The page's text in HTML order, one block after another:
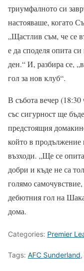
триумфалното си
настояваше, когато
„Щастлив съм, че се
е да споделя опита
ден.“ И, разбира се,
гол за нов клуб“.
В събота вечер
със сигурност ще
предстоящия
който в
възходи. „Ще се
добри и къде не са
голямо
дебютния гол на
дома.
Categories: Premier
Tags: AFC Sunderland,